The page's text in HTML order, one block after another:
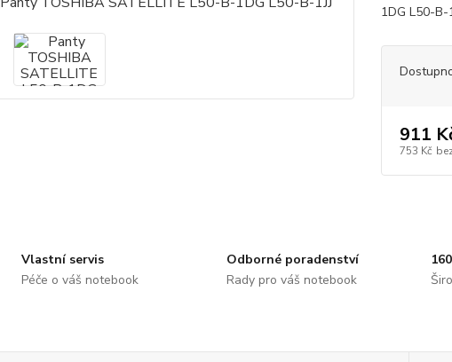
1DG L50-B-
911
753 Kč
Vlastní servis
Péče o váš notebook
Odborné poradenství
Rady pro váš notebook